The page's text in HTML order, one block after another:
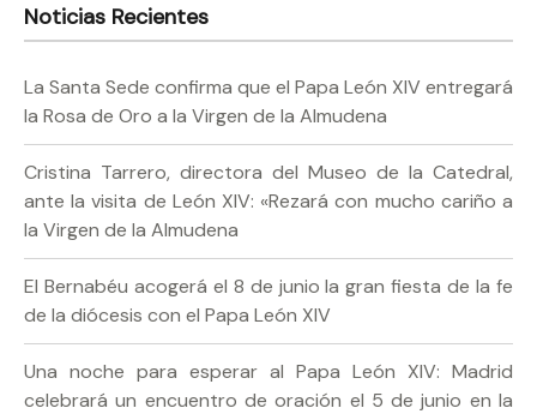
Noticias Recientes
La Santa Sede confirma que el Papa León XIV entregará
la Rosa de Oro a la Virgen de la Almudena
Cristina Tarrero, directora del Museo de la Catedral,
ante la visita de León XIV: «Rezará con mucho cariño a
la Virgen de la Almudena
El Bernabéu acogerá el 8 de junio la gran fiesta de la fe
de la diócesis con el Papa León XIV
Una noche para esperar al Papa León XIV: Madrid
celebrará un encuentro de oración el 5 de junio en la